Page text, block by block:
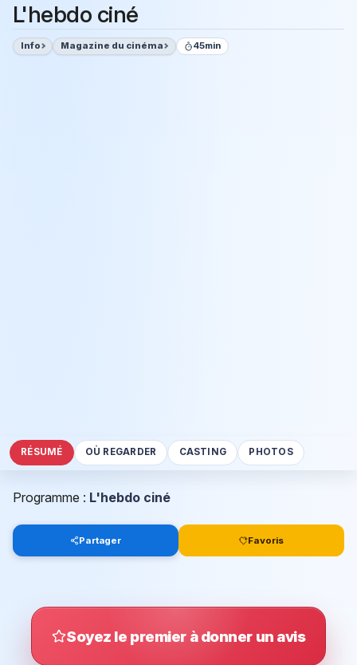
L'hebdo ciné
Info Magazine du cinéma 45min
RÉSUMÉ OÙ REGARDER CASTING PHOTOS
Programme : L'hebdo ciné
Partager Favoris
Soyez le premier à donner un avis